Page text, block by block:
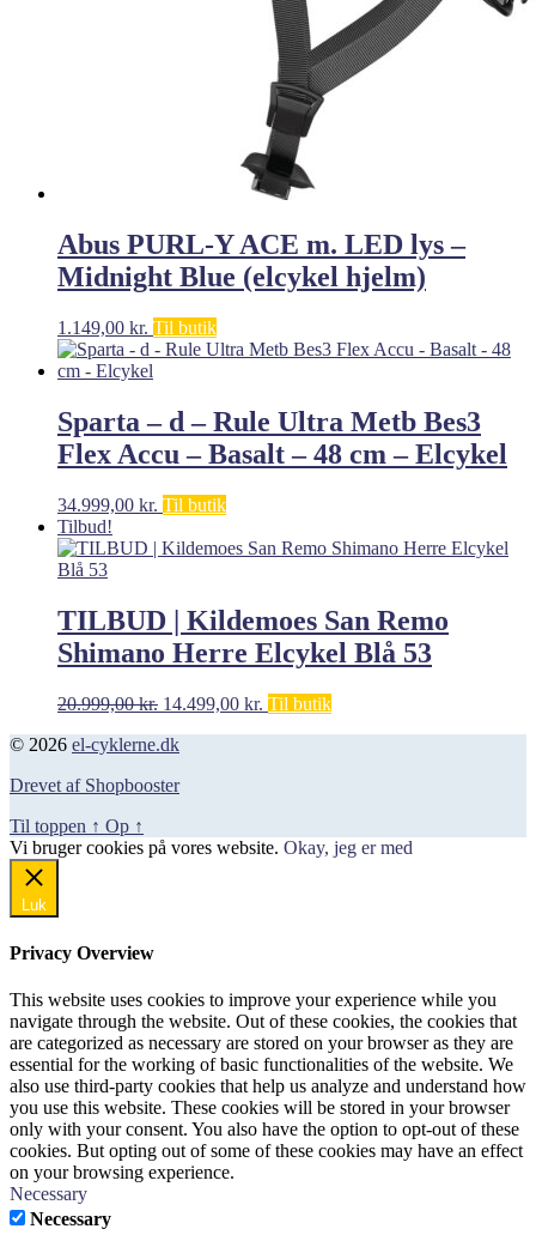
Abus PURL-Y ACE m. LED lys –
Midnight Blue (elcykel hjelm)
1.149,00 kr. Til butik
Sparta – d – Rule Ultra Metb Bes3
Flex Accu – Basalt – 48 cm – Elcykel
34.999,00 kr. Til butik
Tilbud!
TILBUD | Kildemoes San Remo
Shimano Herre Elcykel Blå 53
20.999,00kr. Den
pris
20.999,00 kr..
14.499,00 kr. Den
Til butik
© 2026 el-cyklerne.dk
Drevet af Shopbooster
Til toppen ↑ Op ↑
Vi bruger cookies på vores website. Okay, jeg er med
Luk
Privacy Overview
This website uses cookies to improve your experience while you
navigate through the website. Out of these cookies, the cookies that
are categorized as necessary are stored on your browser as they are
essential for the working of basic functionalities of the website. We
also use third-party cookies that help us analyze and understand how
you use this website. These cookies will be stored in your browser
only with your consent. You also have the option to opt-out of these
cookies. But opting out of some of these cookies may have an effect
on your browsing experience.
Necessary
Necessary